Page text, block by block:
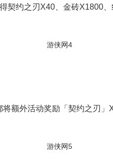
契约之刃X40、金砖X1800
额外活动奖励「契约之刃